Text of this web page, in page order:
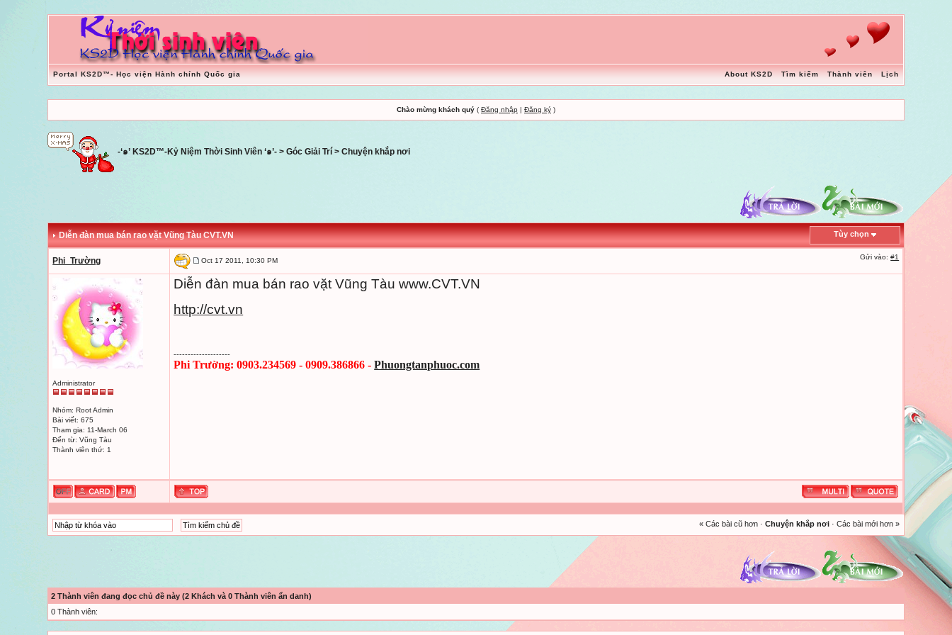
Portal KS2D™- Học viện Hành chính Quốc gia About KS2D Tìm kiếm Thành viên Lịch
Chào mừng khách quý ( Đăng nhập | Đăng ký )
-‘๑’ KS2D™-Kỷ Niệm Thời Sinh Viên ‘๑’- >Góc Giải Trí >Chuyện khắp nơi
Diễn đàn mua bán rao vặt Vũng Tàu CVT.VN Tùy chọn
Phi_Trường Oct 17 2011, 10:30 PM Gửi vào:#1
Administrator
Nhóm: Root Admin
Bài viết: 675
Tham gia: 11-March 06
Đến từ: Vũng Tàu
Thành viên thứ: 1
Diễn đàn mua bán rao vặt Vũng Tàu www.CVT.VN
http://cvt.vn
--------------------
Phi Trường: 0903.234569 - 0909.386866 -Phuongtanphuoc.com
« Các bài cũ hơn· Chuyện khắp nơi· Các bài mới hơn »
2 Thành viên đang đọc chủ đề này (2 Khách và 0 Thành viên ẩn danh)
0 Thành viên: